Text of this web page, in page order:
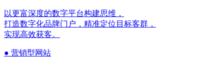
以更富深度的数字平台构建思维，
打造数字化品牌门户，精准定位目标客群，
实现高效获客。
● 营销型网站